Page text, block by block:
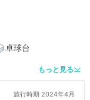
ント
うなローマ風呂
卓球台
もっと見る
旅行時期 2024年4月